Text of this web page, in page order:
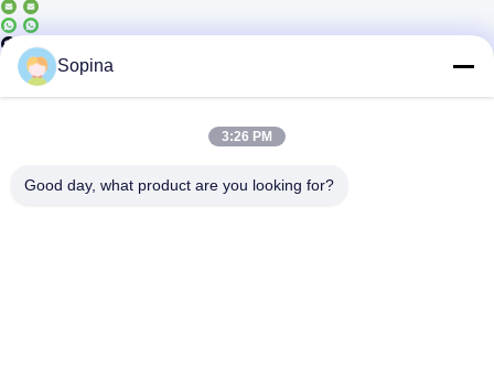
Casun4 Sopina
3:26 PM
Good day, what product are you looking for?